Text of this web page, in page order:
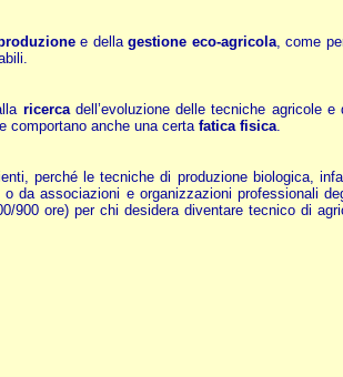
e della gestione eco-agricola, come
ricercadell’evoluzione delle tecniche agricole
comportano anche una certa fatica fisica.
perché le tecniche di produzione biologica,
associazioni e organizzazioni professionali
ore) per chi desidera diventare tecnico di